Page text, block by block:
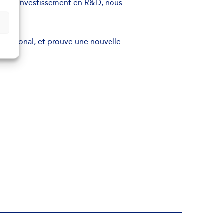
investissement en R&D, nous
et prouve une nouvelle